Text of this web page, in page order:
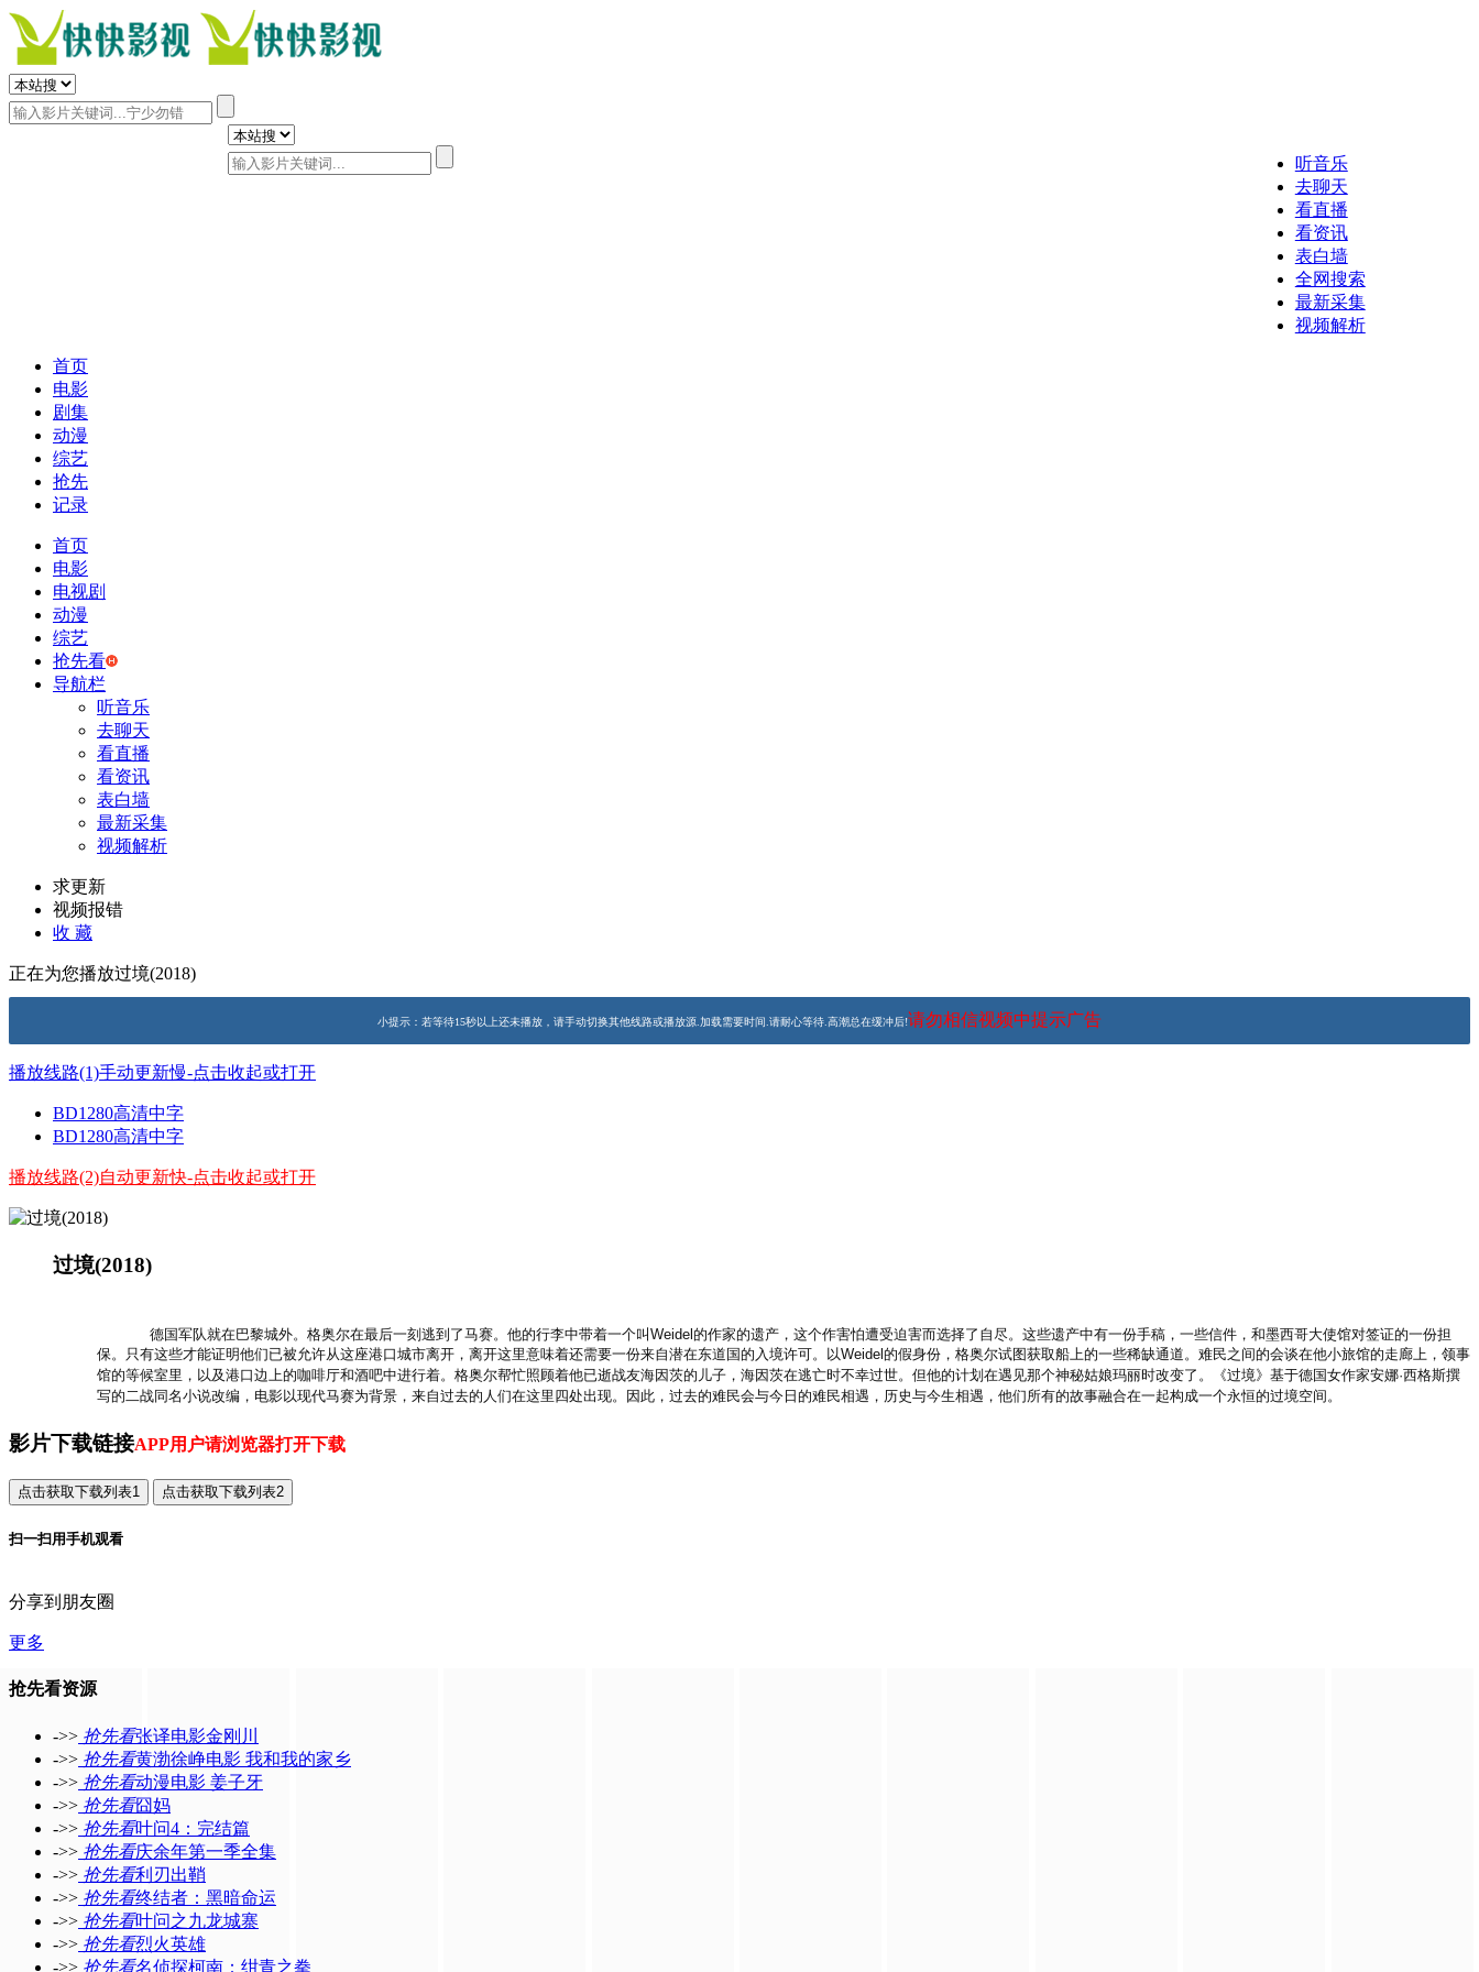
听音乐
去聊天
看直播
看资讯
表白墙
全网搜索
最新采集
视频解析
首页
电影
剧集
动漫
综艺
抢先
记录
首页
电影
电视剧
动漫
综艺
抢先看
导航栏
听音乐
去聊天
看直播
看资讯
表白墙
最新采集
视频解析
求更新
视频报错
收 藏
正在为您播放过境(2018)
小提示：若等待15秒以上还未播放，请手动切换其他线路或播放源.加载需要时间.请耐心等待.高潮总在缓冲后!请勿相信视频中提示广告
播放线路(1)手动更新慢-点击收起或打开
BD1280高清中字
BD1280高清中字
播放线路(2)自动更新快-点击收起或打开
过境(2018)
德国军队就在巴黎城外。格奥尔在最后一刻逃到了马赛。他的行李中带着一个叫Weidel的作家的遗产，这个作害怕遭受迫害而选择了自尽。这些遗产中有一份手稿，一些信件，和墨西哥大使馆对签证的一份担
保。只有这些才能证明他们已被允许从这座港口城市离开，离开这里意味着还需要一份来自潜在东道国的入境许可。以Weidel的假身份，格奥尔试图获取船上的一些稀缺通道。难民之间的会谈在他小旅馆的走廊上，领事
馆的等候室里，以及港口边上的咖啡厅和酒吧中进行着。格奥尔帮忙照顾着他已逝战友海因茨的儿子，海因茨在逃亡时不幸过世。但他的计划在遇见那个神秘姑娘玛丽时改变了。《过境》基于德国女作家安娜·西格斯撰
写的二战同名小说改编，电影以现代马赛为背景，来自过去的人们在这里四处出现。因此，过去的难民会与今日的难民相遇，历史与今生相遇，他们所有的故事融合在一起构成一个永恒的过境空间。
影片下载链接APP用户请浏览器打开下载
扫一扫用手机观看
分享到朋友圈
更多
抢先看资源
->> 抢先看张译电影金刚川
->> 抢先看黄渤徐峥电影 我和我的家乡
->> 抢先看动漫电影 姜子牙
->> 抢先看囧妈
->> 抢先看叶问4：完结篇
->> 抢先看庆余年第一季全集
->> 抢先看利刃出鞘
->> 抢先看终结者：黑暗命运
->> 抢先看叶问之九龙城寨
->> 抢先看烈火英雄
->> 抢先看名侦探柯南：绀青之拳